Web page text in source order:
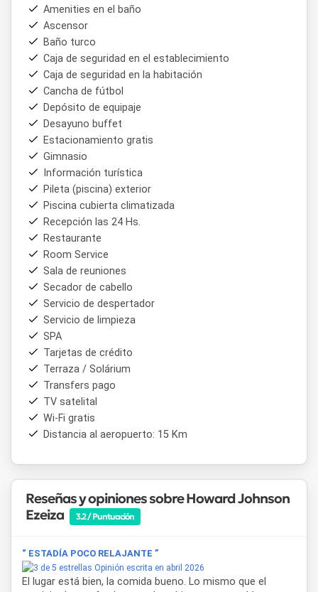
Amenities en el baño
Ascensor
Baño turco
Caja de seguridad en el establecimiento
Caja de seguridad en la habitación
Cancha de fútbol
Depósito de equipaje
Desayuno buffet
Estacionamiento gratis
Gimnasio
Información turística
Pileta (piscina) exterior
Piscina cubierta climatizada
Recepción las 24 Hs.
Restaurante
Room Service
Sala de reuniones
Secador de cabello
Servicio de despertador
Servicio de limpieza
SPA
Tarjetas de crédito
Terraza / Solárium
Transfers pago
TV satelital
Wi-Fi gratis
Distancia al aeropuerto: 15 Km
Reseñas y opiniones sobre Howard Johnson
Ezeiza
3.2 / Puntuación
“ ESTADÍA POCO RELAJANTE ”
Opinión escrita en abril 2026
El lugar está bien, la comida bueno. Lo mismo que el